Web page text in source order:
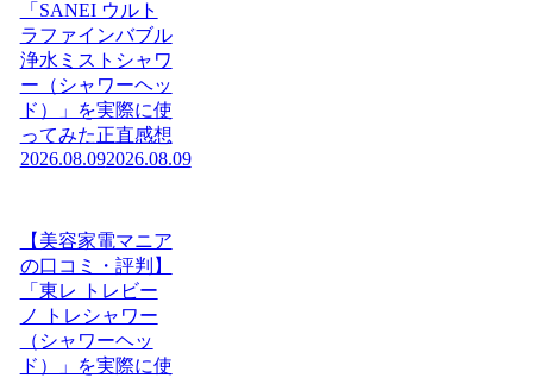
「SANEI ウルト
ラファインバブル
浄水ミストシャワ
ー（シャワーヘッ
ド）」を実際に使
ってみた正直感想
2026.08.092026.08.09
【美容家電マニア
の口コミ・評判】
「東レ トレビー
ノ トレシャワー
（シャワーヘッ
ド）」を実際に使